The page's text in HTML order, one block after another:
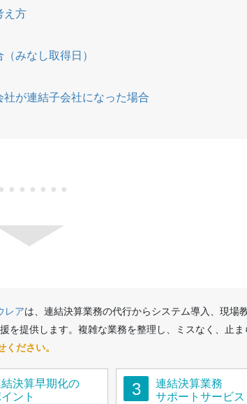
え方
みなし取得日）
が連結子会社になった場合
レアは、連結決算業務の代行からシステム導入、現場
を提供します。複雑な業務を整理し、ミスなく、止ま
ださい。
決算早期化の
ント
3
連結決算業務
サポートサービス